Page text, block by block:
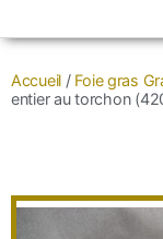
Accueil / Foie gras
entier au torchon